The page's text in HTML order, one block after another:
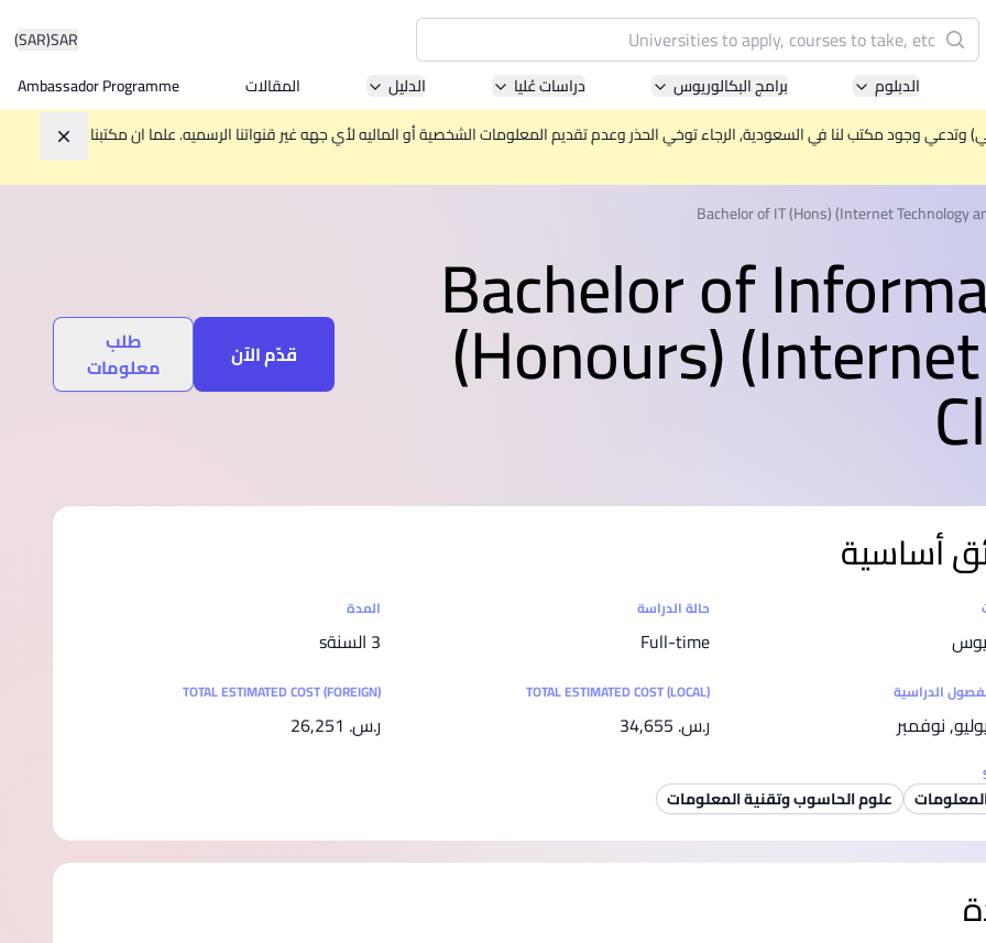
SAR
(SAR) البحث
Asia Pacific University of Technology and Innovation
(APU)
courses
International Medical University (IMU)
Malaysia's first and most established private medical and
healthcare university
Asia School of Business (ASB)
SEGi University Kota Damansara
Management and Science University (MSU)
الدبلوم برامج البكالوريوس دراسات عُليا الدليل المقالات
Ambassador Programme
وتدعي وجود مكتب لنا في السعودية, الرجاء توخي الحذر وعدم تقديم المعلومات الشخصية أو الماليه لأي جهه غير قنواتنا الرسميه. علما ان مكتبنا
تجاهل
Bachelor of IT (Hons) (Internet Technology
Bachelor of
(Honours) قدّم الآن
طلب
معلومات
أساسية
حالة الدراسة
Full-time
المدة
3 السنةs
الدراسية
نوفمبر
TOTAL ESTIMATED COST (LOCAL)
ر.س.‏ 34,655
TOTAL ESTIMATED COST (FOREIGN)
ر.س.‏ 26,251
علوم الحاسوب وتقنية المعلومات